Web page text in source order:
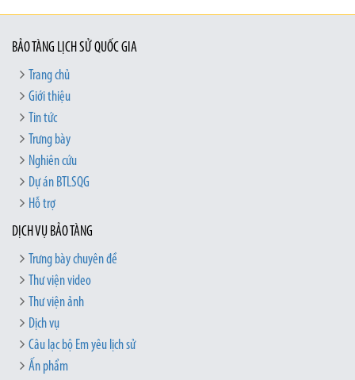
BẢO TÀNG LỊCH SỬ QUỐC GIA
Trang chủ
Giới thiệu
Tin tức
Trưng bày
Nghiên cứu
Dự án BTLSQG
Hỗ trợ
DỊCH VỤ BẢO TÀNG
Trưng bày chuyên đề
Thư viện video
Thư viện ảnh
Dịch vụ
Câu lạc bộ Em yêu lịch sử
Ấn phẩm